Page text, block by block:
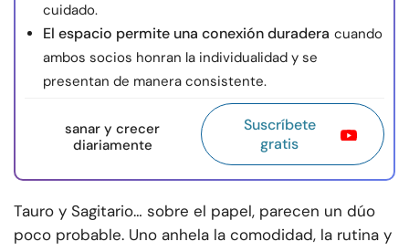
cuidado.
El espacio permite una conexión duradera cuando
ambos socios honran la individualidad y se
presentan de manera consistente.
sanar y crecer
diariamente
Suscríbete
gratis
Tauro y Sagitario… sobre el papel, parecen un dúo
poco probable. Uno anhela la comodidad, la rutina y